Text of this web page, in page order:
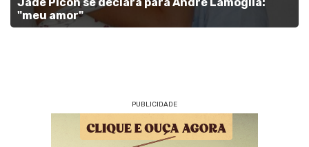
"meu amor"
PUBLICIDADE